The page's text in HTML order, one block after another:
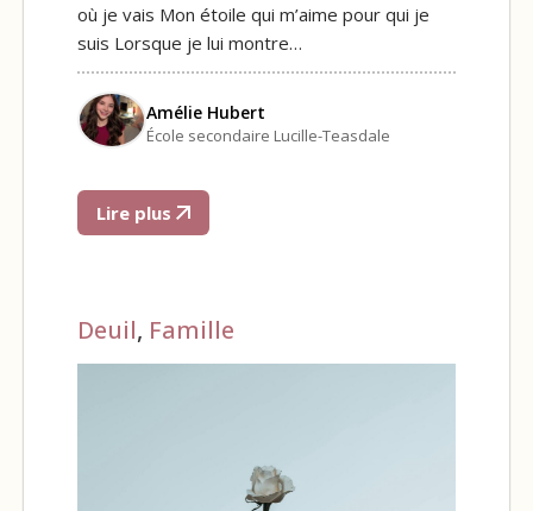
où je vais Mon étoile qui m’aime pour qui je
suis Lorsque je lui montre…
Amélie Hubert
École secondaire Lucille-Teasdale
Lire plus
Deuil, Famille